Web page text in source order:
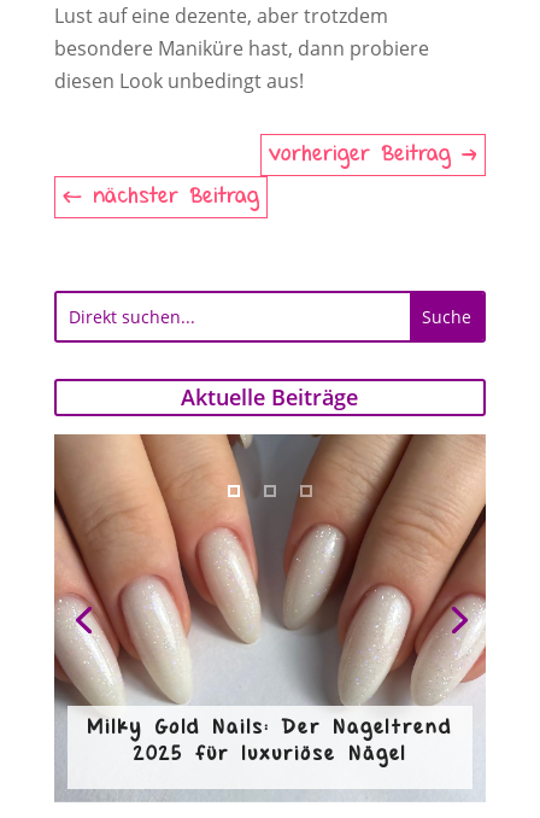
Lust auf eine dezente, aber trotzdem
besondere Maniküre hast, dann probiere
diesen Look unbedingt aus!
vorheriger Beitrag
nächster Beitrag
Aktuelle Beiträge
Milky Gold Nails: Der Nageltrend
2025 für luxuriöse Nägel